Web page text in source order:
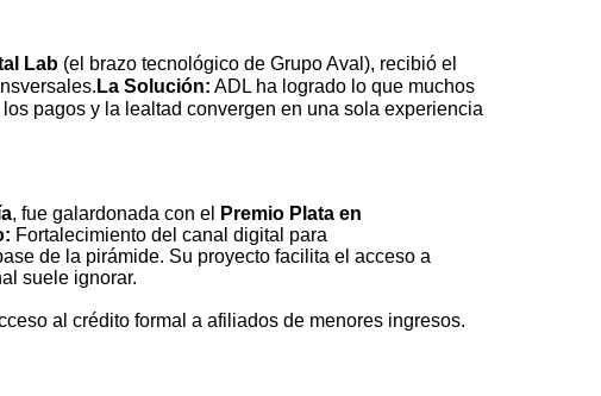
Lab (el brazo tecnológico de Grupo Aval), recibió el
La Solución: ADL ha logrado lo que muchos
pagos y la lealtad convergen en una sola experiencia
, fue galardonada con el
Premio Plata en
Fortalecimiento del canal digital para
de la pirámide. Su proyecto facilita el acceso a
suele ignorar.
al crédito formal a afiliados de menores ingresos.